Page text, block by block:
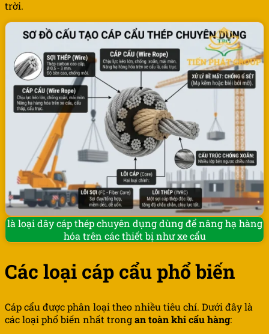
trời.
là loại dây cáp thép chuyên dụng dùng để nâng hạ hàng
hóa trên các thiết bị như xe cẩu
Các loại cáp cẩu phổ biến
Cáp cẩu được phân loại theo nhiều tiêu chí. Dưới đây là
các loại phổ biến nhất trongan toàn khi cẩu hàng: